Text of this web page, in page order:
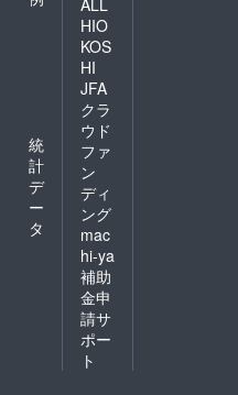
統
計
デ
ー
タ
ALL
HIO
KOS
HI
JFA
クラ
ウド
ファ
ン
ディ
ング
mac
hi-ya
補助
金申
請サ
ポー
ト